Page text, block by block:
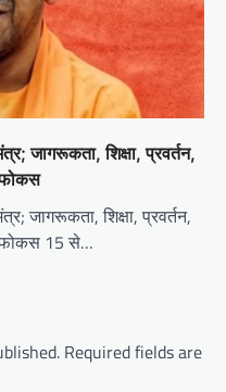
जागरूकता, शिक्षा, प्रवर्तन,
फोकस
जागरूकता, शिक्षा, प्रवर्तन,
फोकस 15 से…
Required fields are